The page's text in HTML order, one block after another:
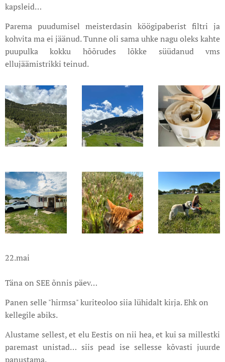
kapsleid…
Parema puudumisel meisterdasin köögipaberist filtri ja
kohvita ma ei jäänud. Tunne oli sama uhke nagu oleks kahte
puupulka kokku hõõrudes lõkke süüdanud vms
ellujäämistrikki teinud.
22.mai
Täna on SEE õnnis päev…
Panen selle "hirmsa" kuriteoloo siia lühidalt kirja. Ehk on
kellegile abiks.
Alustame sellest, et elu Eestis on nii hea, et kui sa millestki
paremast unistad… siis pead ise sellesse kõvasti juurde
panustama.